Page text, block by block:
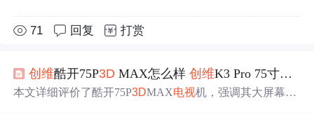
71 回复 打赏
创维酷开75P3D MAX怎么样创维K3 Pro 75寸电视
本文详细评价了酷开75P3DMAX电视机，强调其大屏幕、